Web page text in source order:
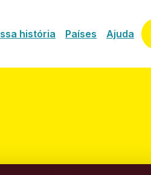
história Países Ajuda